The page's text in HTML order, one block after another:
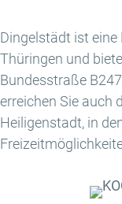
Dingelstädt ist
Thüringen und
Bundesstraße
erreichen Sie auch
Heiligenstadt, in